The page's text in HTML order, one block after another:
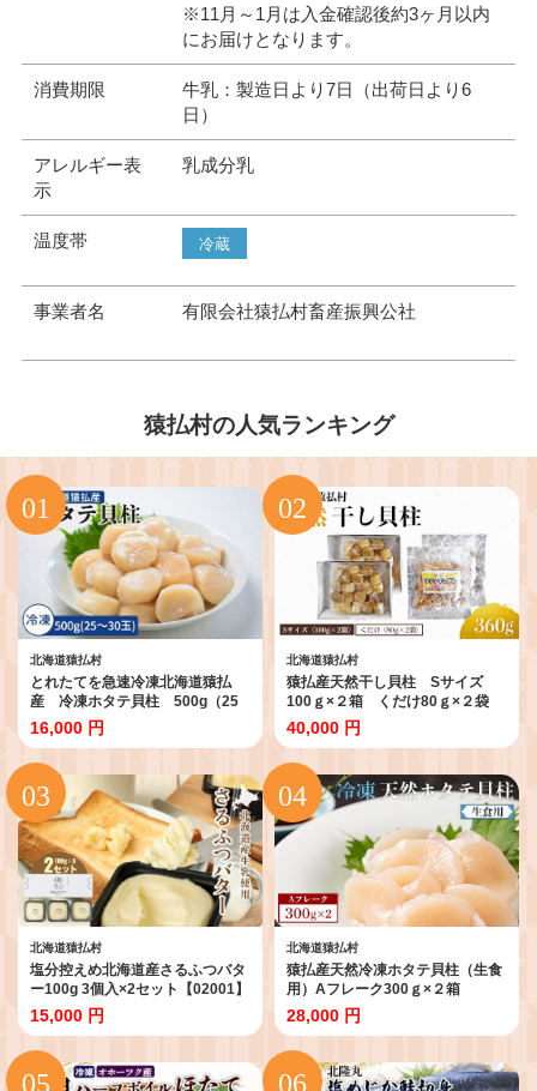
※11月～1月は入金確認後約3ヶ月以内
にお届けとなります。
消費期限
牛乳：製造日より7日（出荷日より6
日）
アレルギー表
示
乳成分乳
温度帯 冷蔵
事業者名 有限会社猿払村畜産振興公社
猿払村の人気ランキング
北海道猿払村
とれたてを急速冷凍北海道猿払
産 冷凍ホタテ貝柱 500g（25
～30玉）【0104209】
16,000 円
北海道猿払村
猿払産天然干し貝柱 Sサイズ
100ｇ×２箱 くだけ80ｇ×２袋
【04024】
40,000 円
北海道猿払村
塩分控えめ北海道産さるふつバタ
ー100g 3個入×2セット【02001】
15,000 円
北海道猿払村
猿払産天然冷凍ホタテ貝柱（生食
用）Aフレーク300ｇ×２箱
【0402102】
28,000 円